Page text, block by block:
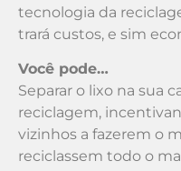
tecnologia da
trará custos, e sim
Você pode…
Separar o lixo na sua
reciclagem,
vizinhos a fazerem o
reciclassem todo o